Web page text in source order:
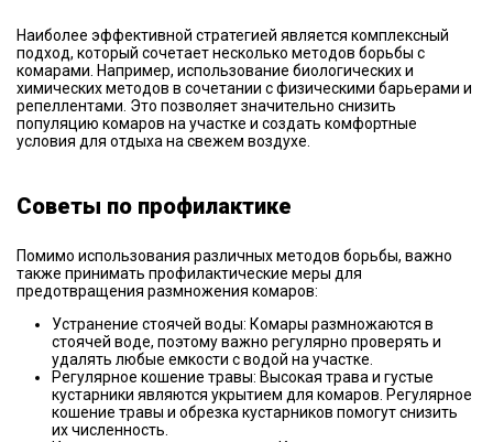
Наиболее эффективной стратегией является комплексный
подход, который сочетает несколько методов борьбы с
комарами. Например, использование биологических и
химических методов в сочетании с физическими барьерами и
репеллентами. Это позволяет значительно снизить
популяцию комаров на участке и создать комфортные
условия для отдыха на свежем воздухе.
Советы по профилактике
Помимо использования различных методов борьбы, важно
также принимать профилактические меры для
предотвращения размножения комаров:
Устранение стоячей воды: Комары размножаются в
стоячей воде, поэтому важно регулярно проверять и
удалять любые емкости с водой на участке.
Регулярное кошение травы: Высокая трава и густые
кустарники являются укрытием для комаров. Регулярное
кошение травы и обрезка кустарников помогут снизить
их численность.